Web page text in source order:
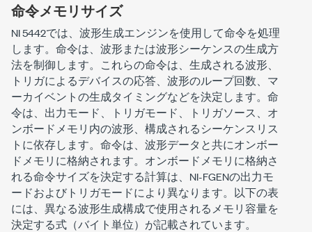
命令メモリサイズ
NI 5442では、波形生成エンジンを使用して命令を処理
します。命令は、波形または波形シーケンスの生成方
法を制御します。これらの命令は、生成される波形、
トリガによるデバイスの応答、波形のループ回数、マ
ーカイベントの生成タイミングなどを決定します。命
令は、出力モード、トリガモード、トリガソース、オ
ンボードメモリ内の波形、構成されるシーケンスリス
トに依存します。命令は、波形データと共にオンボー
ドメモリに格納されます。オンボードメモリに格納さ
れる命令サイズを決定する計算は、NI-FGENの出力モ
ードおよびトリガモードにより異なります。以下の表
には、異なる波形生成構成で使用されるメモリ容量を
決定する式（バイト単位）が記載されています。